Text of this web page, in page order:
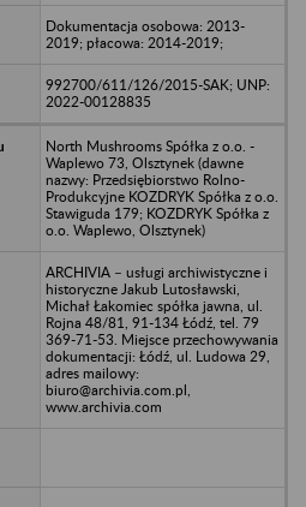
Dokumentacja osobowa: 2013-
2019; płacowa: 2014-2019;
992700/611/126/2015-SAK; UNP:
2022-00128835
North Mushrooms Spółka z o.o. -
Waplewo 73, Olsztynek (dawne
nazwy: Przedsiębiorstwo Rolno-
Produkcyjne KOZDRYK Spółka z o.o.
Stawiguda 179; KOZDRYK Spółka z
o.o. Waplewo, Olsztynek)
ARCHIVIA – usługi archiwistyczne i
historyczne Jakub Lutosławski,
Michał Łakomiec spółka jawna, ul.
Rojna 48/81, 91-134 Łódź, tel. 79
369-71-53. Miejsce przechowywania
dokumentacji: Łódź, ul. Ludowa 29,
adres mailowy:
biuro@archivia.com.pl,
www.archivia.com